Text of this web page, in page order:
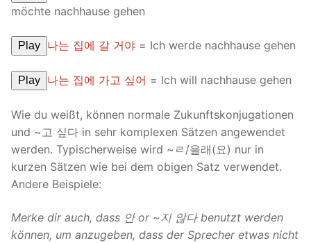
möchte nachhause gehen
Play 나는 집에 갈 거야 = Ich werde nachhause gehen
Play 나는 집에 가고 싶어 = Ich will nachhause gehen
Wie du weißt, können normale Zukunftskonjugationen
und ~고 싶다 in sehr komplexen Sätzen angewendet
werden. Typischerweise wird ~ㄹ/을래(요) nur in
kurzen Sätzen wie bei dem obigen Satz verwendet.
Andere Beispiele:
Merke dir auch, dass 안or ~지 않다benutzt werden
können, um anzugeben, dass der Sprecher etwas nicht